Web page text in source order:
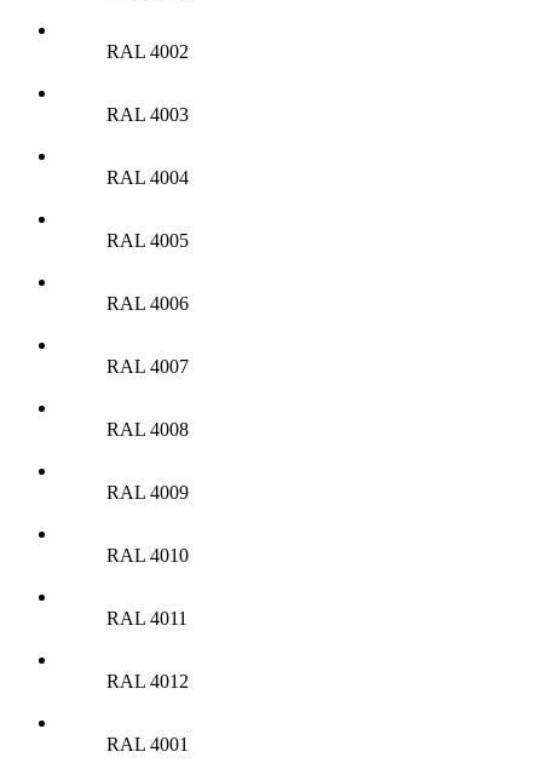
RAL 4002
RAL 4003
RAL 4004
RAL 4005
RAL 4006
RAL 4007
RAL 4008
RAL 4009
RAL 4010
RAL 4011
RAL 4012
RAL 4001